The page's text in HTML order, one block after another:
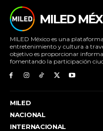
MILED
MILED México es una
entretenimiento y cultura a
objetivo es proporcionar
fomentando la participación
MILED
NACIONAL
INTERNACIONAL